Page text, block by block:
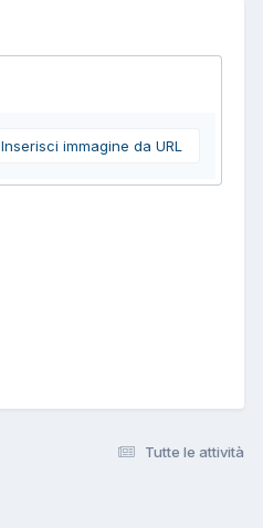
Inserisci immagine da URL
Tutte le attività